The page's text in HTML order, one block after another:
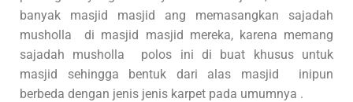
banyak masjid masjid ang memasangkan sajadah
musholla di masjid masjid mereka, karena memang
sajadah musholla polos ini di buat khusus untuk
masjid sehingga bentuk dari alas masjid inipun
berbeda dengan jenis jenis karpet pada umumnya .